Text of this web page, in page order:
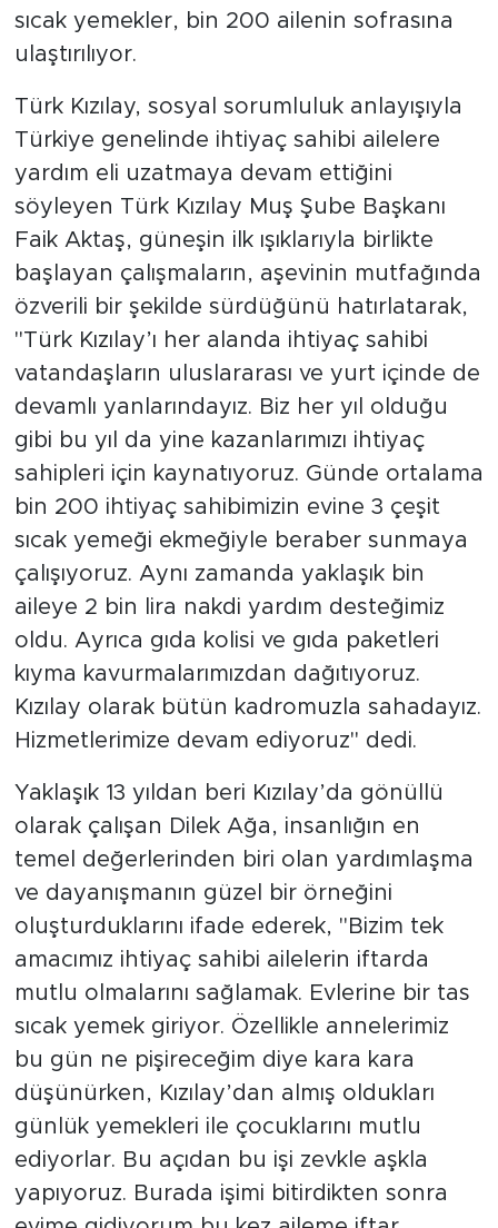
sıcak yemekler, bin 200 ailenin sofrasına
ulaştırılıyor.
Türk Kızılay, sosyal sorumluluk anlayışıyla
Türkiye genelinde ihtiyaç sahibi ailelere
yardım eli uzatmaya devam ettiğini
söyleyen Türk Kızılay Muş Şube Başkanı
Faik Aktaş, güneşin ilk ışıklarıyla birlikte
başlayan çalışmaların, aşevinin mutfağında
özverili bir şekilde sürdüğünü hatırlatarak,
"Türk Kızılay’ı her alanda ihtiyaç sahibi
vatandaşların uluslararası ve yurt içinde de
devamlı yanlarındayız. Biz her yıl olduğu
gibi bu yıl da yine kazanlarımızı ihtiyaç
sahipleri için kaynatıyoruz. Günde ortalama
bin 200 ihtiyaç sahibimizin evine 3 çeşit
sıcak yemeği ekmeğiyle beraber sunmaya
çalışıyoruz. Aynı zamanda yaklaşık bin
aileye 2 bin lira nakdi yardım desteğimiz
oldu. Ayrıca gıda kolisi ve gıda paketleri
kıyma kavurmalarımızdan dağıtıyoruz.
Kızılay olarak bütün kadromuzla sahadayız.
Hizmetlerimize devam ediyoruz" dedi.
Yaklaşık 13 yıldan beri Kızılay’da gönüllü
olarak çalışan Dilek Ağa, insanlığın en
temel değerlerinden biri olan yardımlaşma
ve dayanışmanın güzel bir örneğini
oluşturduklarını ifade ederek, "Bizim tek
amacımız ihtiyaç sahibi ailelerin iftarda
mutlu olmalarını sağlamak. Evlerine bir tas
sıcak yemek giriyor. Özellikle annelerimiz
bu gün ne pişireceğim diye kara kara
düşünürken, Kızılay’dan almış oldukları
günlük yemekleri ile çocuklarını mutlu
ediyorlar. Bu açıdan bu işi zevkle aşkla
yapıyoruz. Burada işimi bitirdikten sonra